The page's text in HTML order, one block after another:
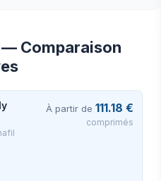
de côté
emballée en toute
24 heures. Voici
Comparaison
À partir de 111.18 €
comprimés